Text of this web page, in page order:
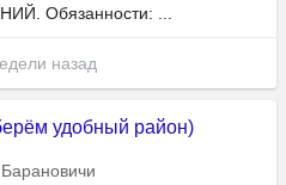
Обязанности: ...
назад
удобный район)
Барановичи